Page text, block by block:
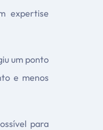
expertise
um ponto
e menos
para